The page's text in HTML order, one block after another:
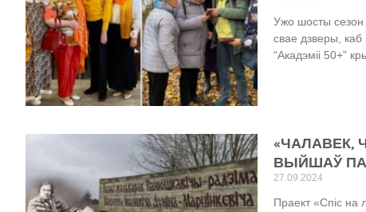
Ужо шосты сезон
свае дзверы, каб
“Акадэміі 50+”
«ЧАЛАВЕК,
ВЫЙШАЎ
27.09.2024
Праект «Спіс на